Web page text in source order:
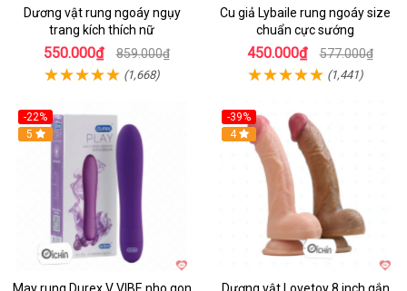
Dương vật rung ngoáy ngụy
trang kích thích nữ
550.000₫ 859.000₫
(1,668)
Cu giả Lybaile rung ngoáy size
chuẩn cực sướng
450.000₫ 577.000₫
(1,441)
-22%
Hot
5
-39%
Hot
4